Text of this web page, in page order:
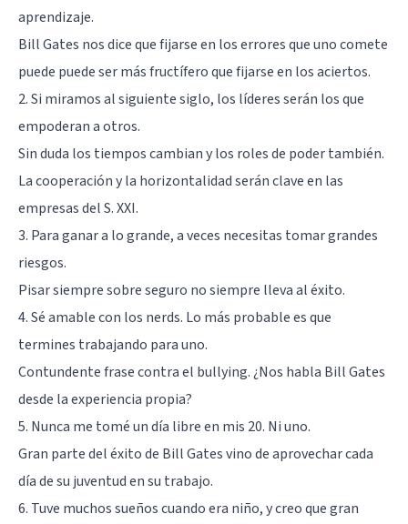
aprendizaje.
Bill Gates nos dice que fijarse en los errores que uno comete
puede puede ser más fructífero que fijarse en los aciertos.
2. Si miramos al siguiente siglo, los líderes serán los que
empoderan a otros.
Sin duda los tiempos cambian y los roles de poder también.
La cooperación y la horizontalidad serán clave en las
empresas del S. XXI.
3. Para ganar a lo grande, a veces necesitas tomar grandes
riesgos.
Pisar siempre sobre seguro no siempre lleva al éxito.
4. Sé amable con los nerds. Lo más probable es que
termines trabajando para uno.
Contundente frase contra el bullying. ¿Nos habla Bill Gates
desde la experiencia propia?
5. Nunca me tomé un día libre en mis 20. Ni uno.
Gran parte del éxito de Bill Gates vino de aprovechar cada
día de su juventud en su trabajo.
6. Tuve muchos sueños cuando era niño, y creo que gran